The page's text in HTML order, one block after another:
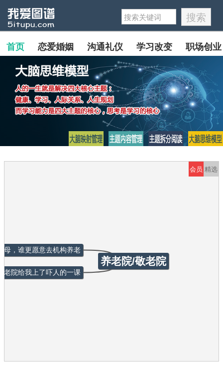
首页 恋爱婚姻 沟通礼仪 学习改变 职场创业
精选
会员
养老院/敬老院
母，谁更愿意去机构养老
老院给我上了吓人的一课